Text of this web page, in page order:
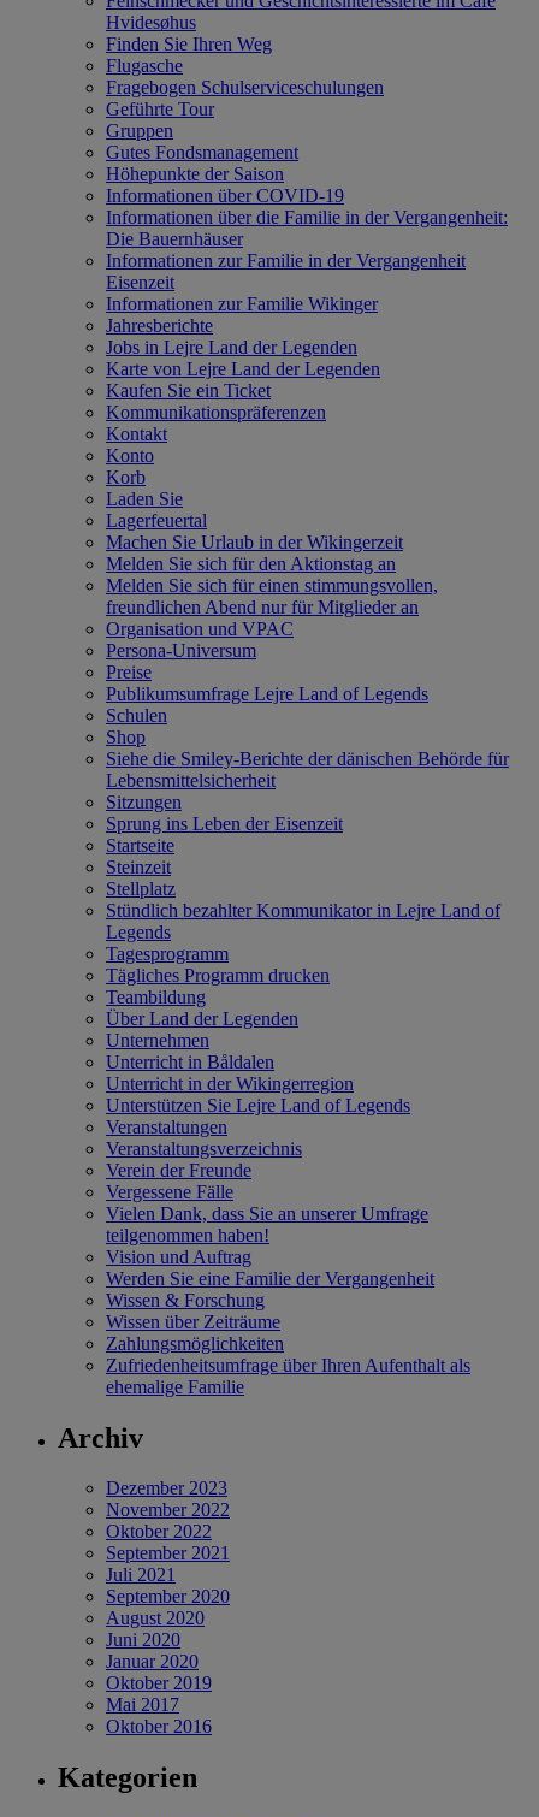
Hvidesøhus
Finden Sie Ihren Weg
Flugasche
Fragebogen Schulserviceschulungen
Geführte Tour
Gruppen
Gutes Fondsmanagement
Höhepunkte der Saison
Informationen über COVID-19
Informationen über die Familie in der Vergangenheit:
Die Bauernhäuser
Informationen zur Familie in der Vergangenheit
Eisenzeit
Informationen zur Familie Wikinger
Jahresberichte
Jobs in Lejre Land der Legenden
Karte von Lejre Land der Legenden
Kaufen Sie ein Ticket
Kommunikationspräferenzen
Kontakt
Konto
Korb
Laden Sie
Lagerfeuertal
Machen Sie Urlaub in der Wikingerzeit
Melden Sie sich für den Aktionstag an
Melden Sie sich für einen stimmungsvollen,
freundlichen Abend nur für Mitglieder an
Organisation und VPAC
Persona-Universum
Preise
Publikumsumfrage Lejre Land of Legends
Schulen
Shop
Siehe die Smiley-Berichte der dänischen Behörde für
Lebensmittelsicherheit
Sitzungen
Sprung ins Leben der Eisenzeit
Startseite
Steinzeit
Stellplatz
Stündlich bezahlter Kommunikator in Lejre Land of
Legends
Tagesprogramm
Tägliches Programm drucken
Teambildung
Über Land der Legenden
Unternehmen
Unterricht in Båldalen
Unterricht in der Wikingerregion
Unterstützen Sie Lejre Land of Legends
Veranstaltungen
Veranstaltungsverzeichnis
Verein der Freunde
Vergessene Fälle
Vielen Dank, dass Sie an unserer Umfrage
teilgenommen haben!
Vision und Auftrag
Werden Sie eine Familie der Vergangenheit
Wissen & Forschung
Wissen über Zeiträume
Zahlungsmöglichkeiten
Zufriedenheitsumfrage über Ihren Aufenthalt als
ehemalige Familie
Archiv
Dezember 2023
November 2022
Oktober 2022
September 2021
Juli 2021
September 2020
August 2020
Juni 2020
Januar 2020
Oktober 2019
Mai 2017
Oktober 2016
Kategorien